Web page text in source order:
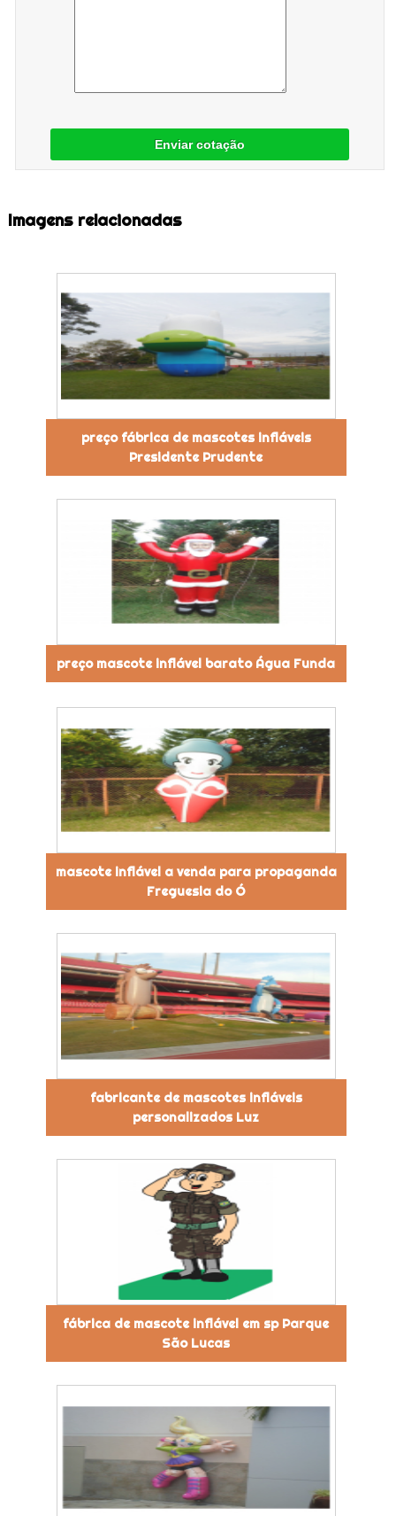
Enviar cotação
Imagens relacionadas
preço fábrica de mascotes infláveis
Presidente Prudente
preço mascote inflável barato Água Funda
mascote inflável a venda para propaganda
Freguesia do Ó
fabricante de mascotes infláveis
personalizados Luz
fábrica de mascote inflável em sp Parque
São Lucas